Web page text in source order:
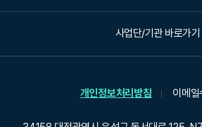
사업단/기관 바로가기
개인정보처리방침 이메